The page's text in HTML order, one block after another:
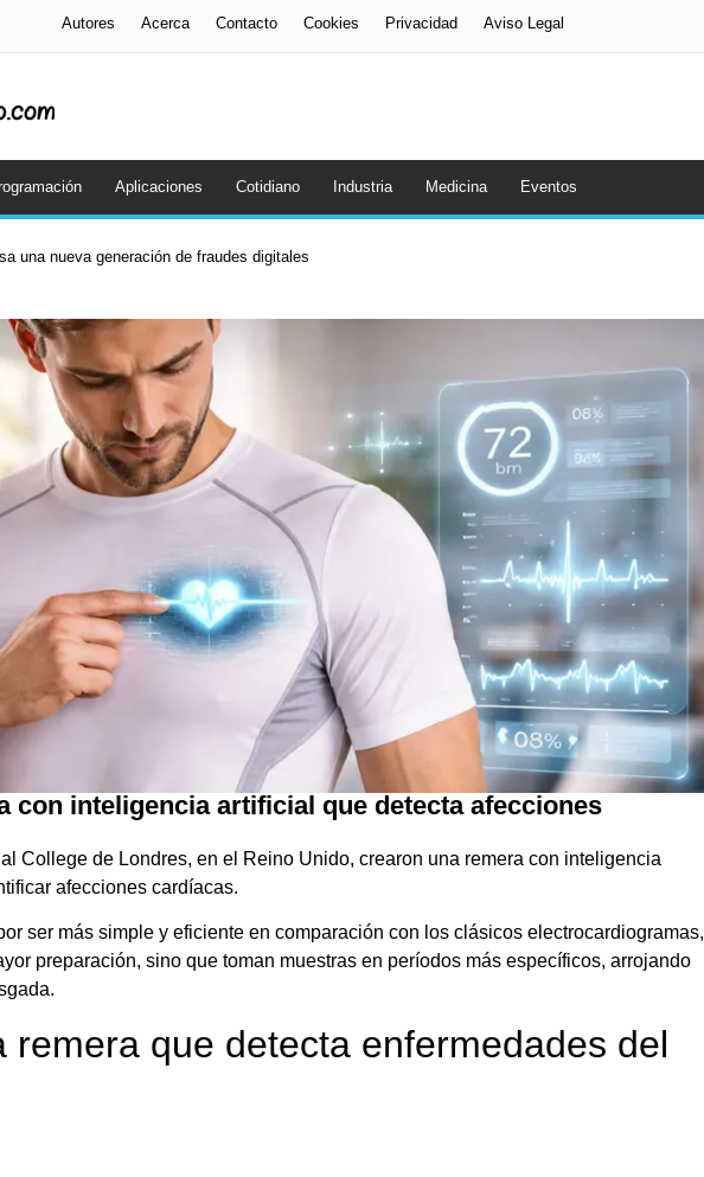
Autores Acerca Contacto Cookies Privacidad Aviso Legal
Aplicaciones Cotidiano Industria Medicina Eventos
una nueva generación de fraudes digitales
con inteligencia artificial que detecta afecciones
College de Londres, en el Reino Unido, crearon una remera con inteligencia
afecciones cardíacas.
ser más simple y eficiente en comparación con los clásicos electrocardiogramas,
preparación, sino que toman muestras en períodos más específicos, arrojando
remera que detecta enfermedades del